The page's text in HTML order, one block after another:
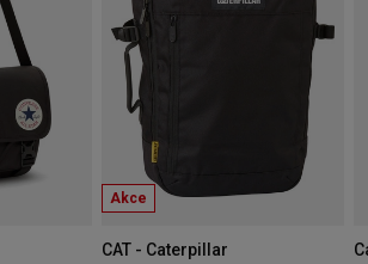
Akce
CAT - Caterpillar